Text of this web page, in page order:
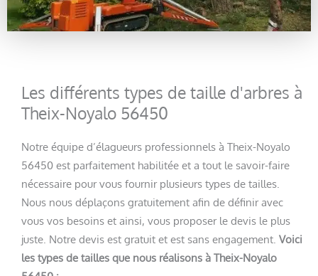
Les différents types de taille d'arbres à
Theix-Noyalo 56450
Notre équipe d’élagueurs professionnels à Theix-Noyalo
56450 est parfaitement habilitée et a tout le savoir-faire
nécessaire pour vous fournir plusieurs types de tailles.
Nous nous déplaçons gratuitement afin de définir avec
vous vos besoins et ainsi, vous proposer le devis le plus
juste. Notre devis est gratuit et est sans engagement. Voici
les types de tailles que nous réalisons à Theix-Noyalo